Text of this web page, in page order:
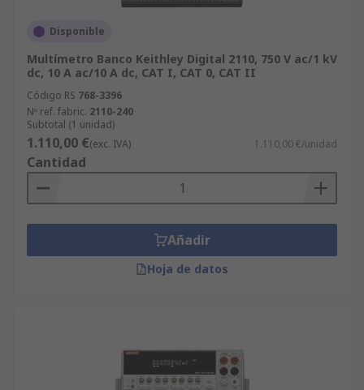
Disponible
Multímetro Banco Keithley Digital 2110, 750 V ac/1 kV
dc, 10 A ac/10 A dc, CAT I, CAT 0, CAT II
Código RS 768-3396
Nº ref. fabric. 2110-240
Subtotal (1 unidad)
1.110,00 €(exc. IVA) 1.110,00 €/unidad
Cantidad
Añadir
Hoja de datos